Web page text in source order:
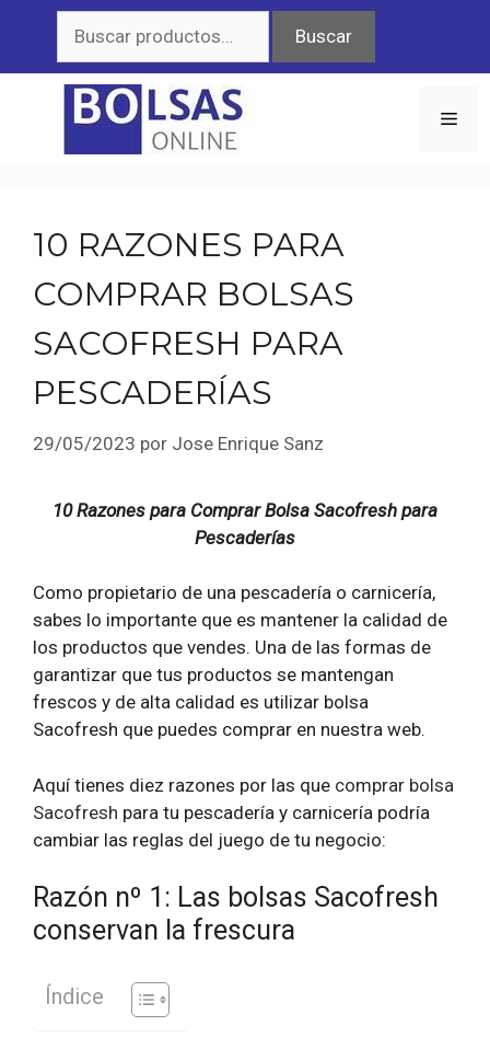
contenido
por:
Buscar
10 RAZONES PARA
COMPRAR BOLSAS
SACOFRESH PARA
PESCADERÍAS
29/05/2023 por Jose Enrique Sanz
10 Razones para Comprar Bolsa Sacofresh para
Pescaderías
Como propietario de una pescadería o carnicería,
sabes lo importante que es mantener la calidad de
los productos que vendes. Una de las formas de
garantizar que tus productos se mantengan
frescos y de alta calidad es utilizar bolsa
Sacofresh que puedes comprar en nuestra web.
Aquí tienes diez razones por las que comprar bolsa
Sacofresh para tu pescadería y carnicería podría
cambiar las reglas del juego de tu negocio:
Razón nº 1: Las bolsas Sacofresh
conservan la frescura
Índice